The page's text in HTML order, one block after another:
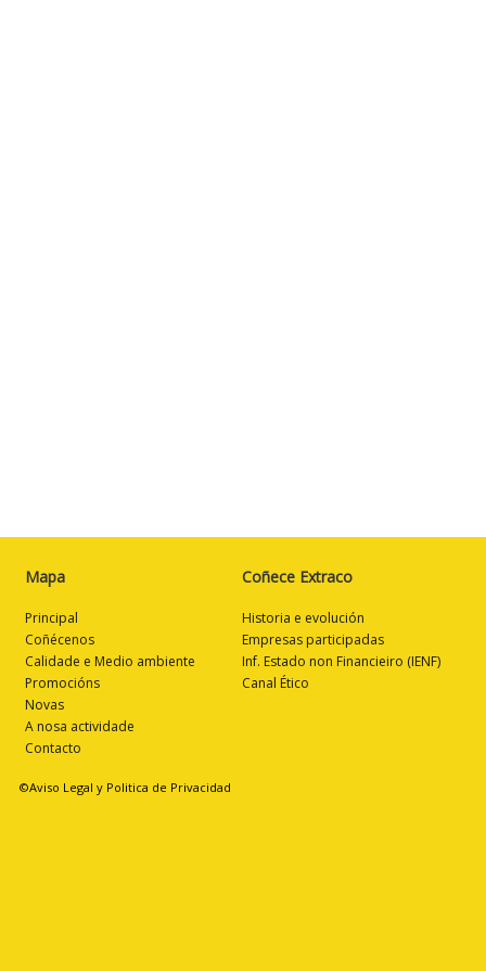
Mapa
Principal
Coñécenos
Calidade e Medio ambiente
Promocións
Novas
A nosa actividade
Contacto
Coñece Extraco
Historia e evolución
Empresas participadas
Inf. Estado non Financieiro (IENF)
Canal Ético
©Aviso Legal y Politica de Privacidad